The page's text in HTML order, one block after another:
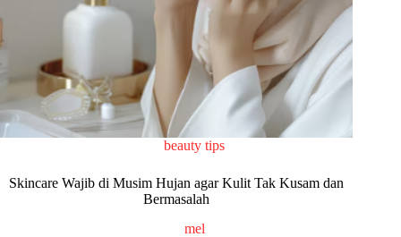
beauty tips
Skincare Wajib di Musim Hujan agar Kulit Tak Kusam dan
Bermasalah
mel